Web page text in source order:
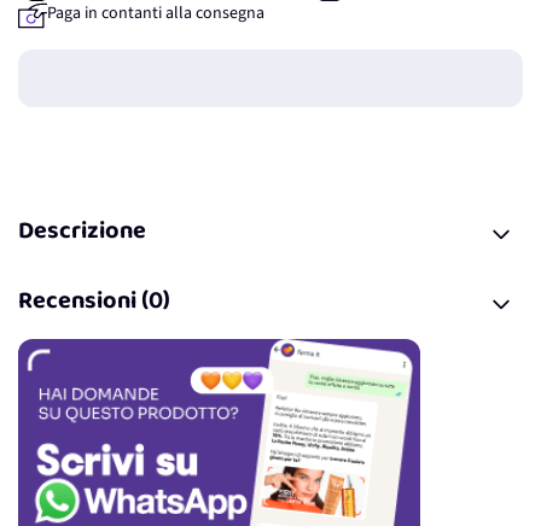
Paga in contanti alla consegna
Descrizione
Recensioni (0)